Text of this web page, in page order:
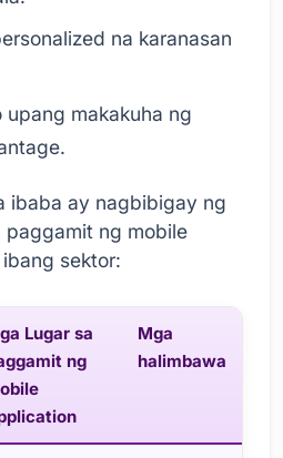
na karanasan
upang makakuha ng
ibaba ay nagbibigay ng
paggamit ng mobile
sektor:
Lugar sa
ng
Mga
halimbawa